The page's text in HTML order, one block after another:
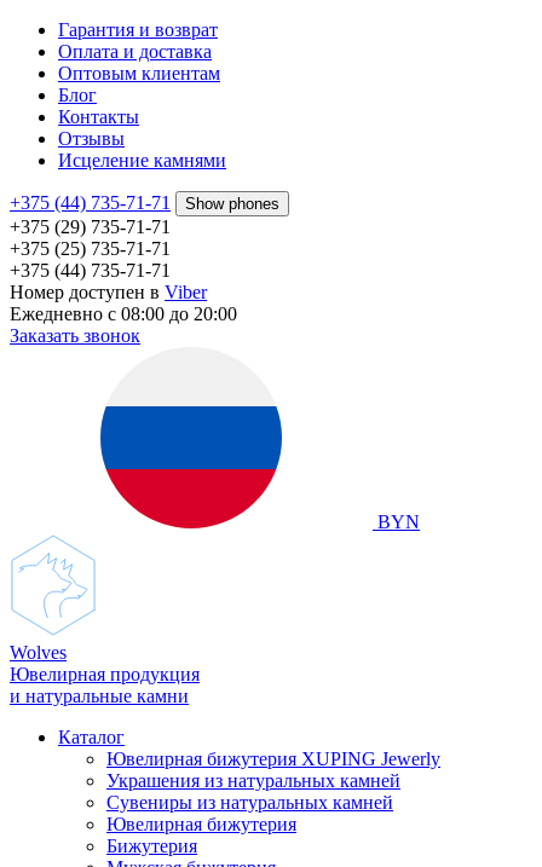
Гарантия и возврат
Оплата и доставка
Оптовым клиентам
Блог
Контакты
Отзывы
Исцеление камнями
+375 (44) 735-71-71 Show phones
+375 (29) 735-71-71
+375 (25) 735-71-71
+375 (44) 735-71-71
Номер доступен в Viber
Ежедневно с 08:00 до 20:00
Заказать звонок
BYN
Wolves
Ювелирная продукция
и натуральные камни
Каталог
Ювелирная бижутерия XUPING Jewerly
Украшения из натуральных камней
Сувениры из натуральных камней
Ювелирная бижутерия
Бижутерия